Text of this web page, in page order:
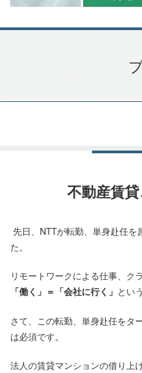
不動産賃
先日、NTTが転勤、単身赴任を
た。
リモートワークによる仕事、ク
「働く」＝「会社に行く」 とい
さて、この転勤、単身赴任をタ
は必須です。
法人の賃貸マンションの借り上